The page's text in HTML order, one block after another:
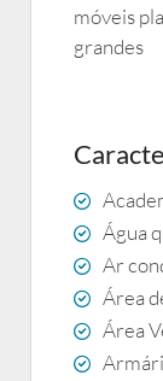
móveis
grandes
Água
Ar
Área
Área